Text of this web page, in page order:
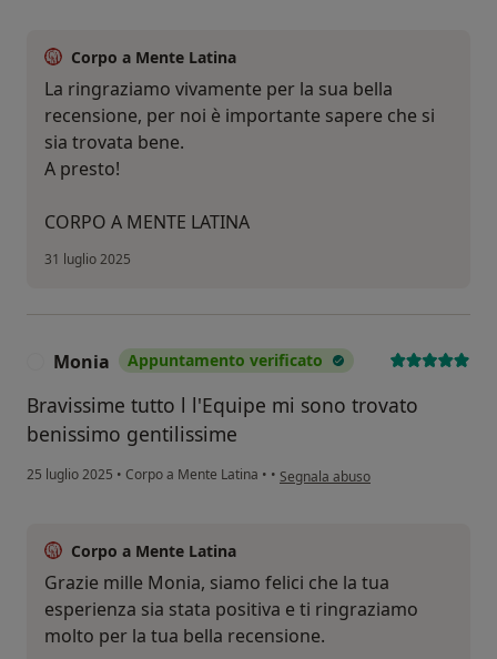
Corpo a Mente Latina
La ringraziamo vivamente per la sua bella
recensione, per noi è importante sapere che si
sia trovata bene.
A presto!
CORPO A MENTE LATINA
31 luglio 2025
Monia Appuntamento verificato
Bravissime tutto l l'Equipe mi sono trovato
benissimo gentilissime
25 luglio 2025 • Corpo a Mente Latina • • secondo l'opinione dell'utente
Segnala abuso
Corpo a Mente Latina
Grazie mille Monia, siamo felici che la tua
esperienza sia stata positiva e ti ringraziamo
molto per la tua bella recensione.